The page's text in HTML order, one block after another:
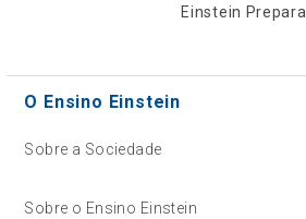
Einstein Prepara
O Ensino Einstein
Sobre a Sociedade
Sobre o Ensino Einstein